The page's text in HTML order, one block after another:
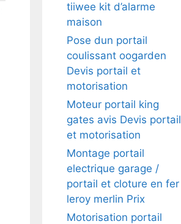
tiiwee kit d’alarme
maison
Pose dun portail
coulissant oogarden
Devis portail et
motorisation
Moteur portail king
gates avis Devis portail
et motorisation
Montage portail
electrique garage /
portail et cloture en fer
leroy merlin Prix
Motorisation portail